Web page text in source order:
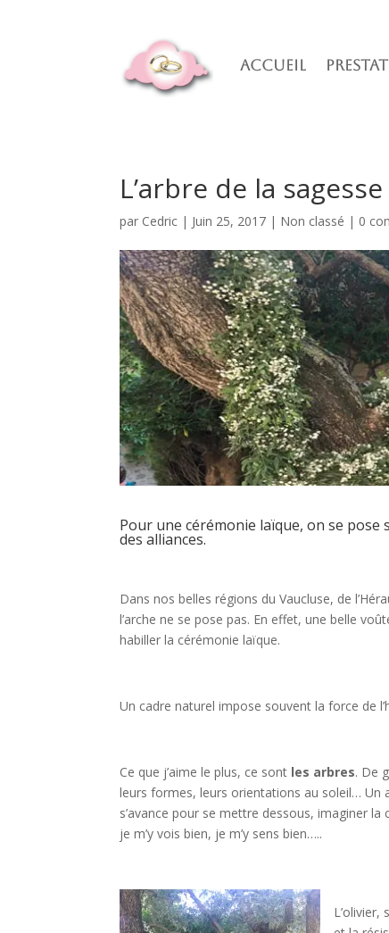
Accueil
L’arbre de la
par Cedric | Juin 25, 2017 | Non classé | 0
Pour une cérémonie laïque, on se
des alliances.
Dans nos belles régions du Vaucluse, de
l’arche ne se pose pas. En effet, une belle
habiller la cérémonie laïque.
Un cadre naturel impose souvent la force de
Ce que j’aime le plus, ce sont les arbres. De
leurs formes, leurs orientations au soleil… Un
s’avance pour se mettre dessous, imaginer
je m’y vois bien, je m’y sens bien…..